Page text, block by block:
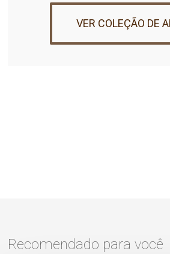
VER COLEÇÃO DE
Recomendado para você